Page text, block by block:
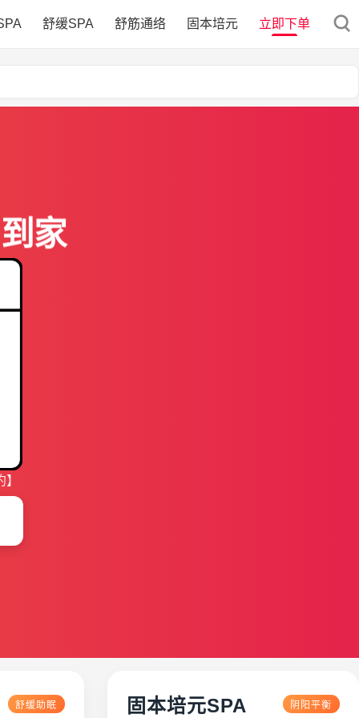
舒缓SPA 舒筋通络 固本培元 立即下单
家
舒缓助眠 固本培元SPA 阴阳平衡